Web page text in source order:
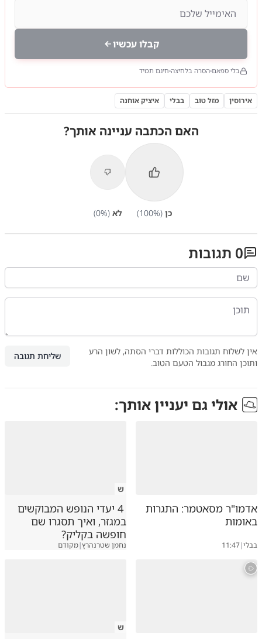
קבלו עכשיו
בלי ספאם הסרה בלחיצה חינם תמיד
אירוסין מזל טוב בבלי איציק אוחנה
האם הכתבה עניינה אותך?
כן (
100%) לא (
0%)
0 תגובות
אין לשלוח תגובות הכוללות דברי הסתה, לשון הרע
ותוכן החורג מגבול הטעם הטוב.
שליחת תגובה
אולי גם יעניין אותך:
אדמו"ר מסאטמר: התגרות
באומות
בבלי|
11:47
ש
4 יעדי הנופש המבוקשים
במגזר, ואיך תסגרו שם
חופשה בקליק?
נחמן שטרנהרץ|מקודם
ש